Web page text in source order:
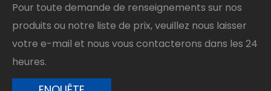
Pour toute demande de renseignements sur nos
produits ou notre liste de prix, veuillez nous laisser
votre e-mail et nous vous contacterons dans les 24
heures.